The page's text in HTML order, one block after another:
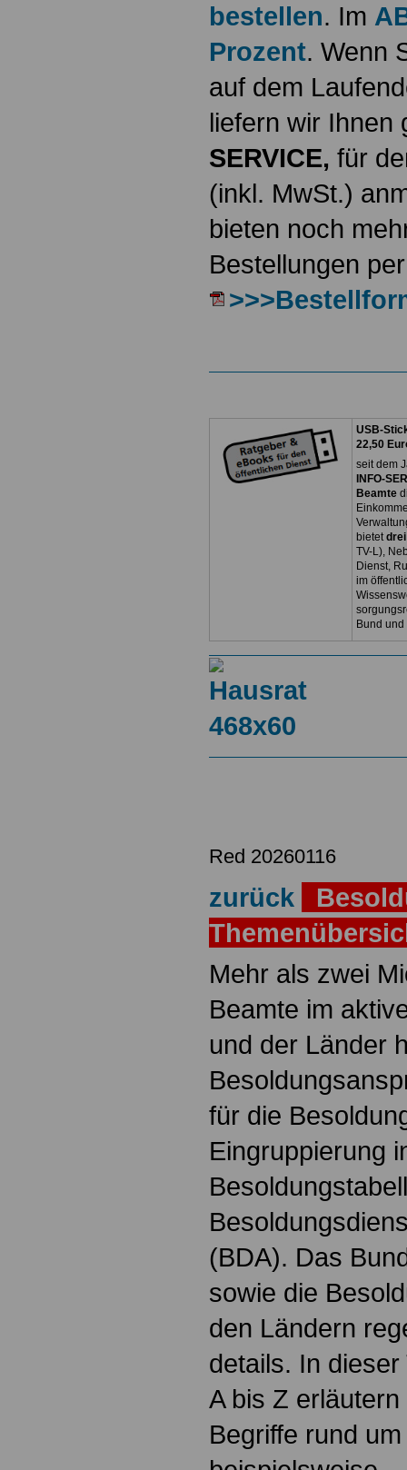
bestellen. Im
Prozent. Wenn
auf dem
liefern wir
SERVICE, für
(inkl. MwSt.)
bieten noch
Bestellungen
USB-
22,50
seit dem
INFO-
Beamte
bietet
TV-L),
Dienst,
im
Bund
Red 20260116
zurück
Mehr als zwei
Beamte im
und der Länder
für die
Eingruppierung
(BDA). Das
sowie die
den Ländern
details. In
A bis Z
Begriffe rund